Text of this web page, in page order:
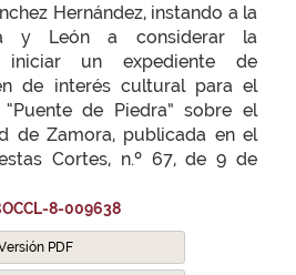
Hernández, instando a la
y León a considerar la
iniciar un expediente de
de interés cultural para el
de Piedra” sobre el
de Zamora, publicada en el
Cortes, n.º 67, de 9 de
8-009638
PDF